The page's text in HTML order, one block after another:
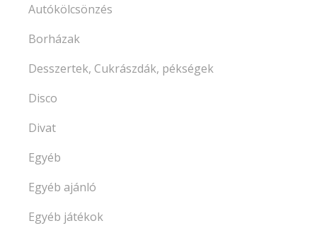
Autókölcsönzés
Borházak
Desszertek, Cukrászdák, pékségek
Disco
Divat
Egyéb
Egyéb ajánló
Egyéb játékok